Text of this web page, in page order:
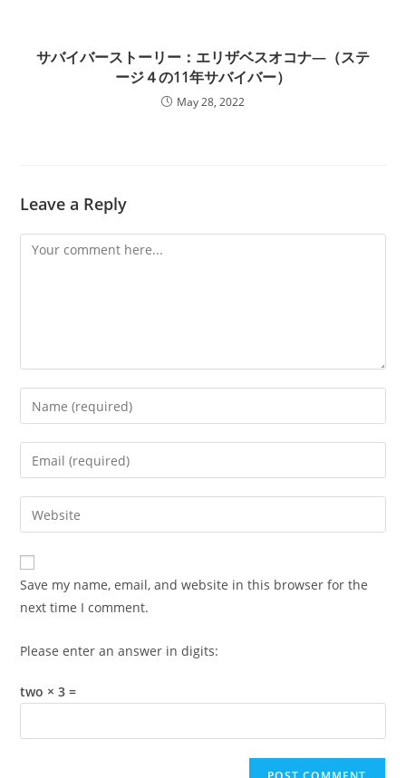
サバイバーストーリー：エリザベスオコナ―（ステ
ージ４の11年サバイバー）
May 28, 2022
Leave a Reply
Comment
Enter
your
name
comment
Enter
your
email
address
comment
Enter
your
website
URL
(optional)
Save my name, email, and website in this browser for the
next time I comment.
Please enter an answer in digits:
two × 3 =